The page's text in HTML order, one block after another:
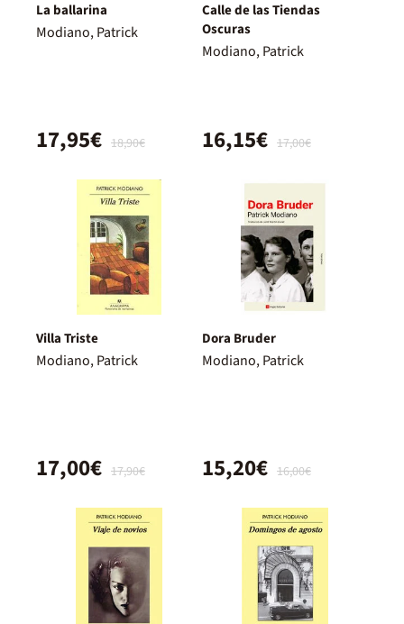
La ballarina
Modiano, Patrick
18,90€
17,95€
Calle de las Tiendas
Oscuras
Modiano, Patrick
17,00€
16,15€
Villa Triste
Modiano, Patrick
17,90€
17,00€
Dora Bruder
Modiano, Patrick
16,00€
15,20€